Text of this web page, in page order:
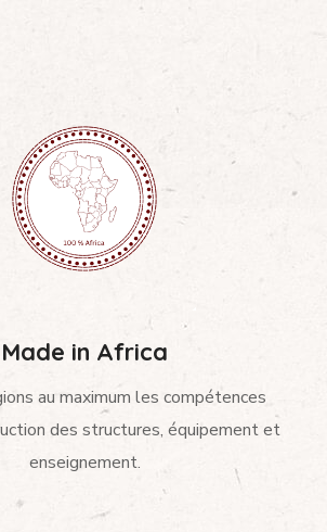
Made in Africa
au maximum les compétences
des structures, équipement et
enseignement.